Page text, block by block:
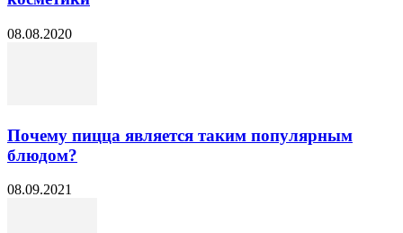
08.08.2020
Почему пицца является таким популярным
блюдом?
08.09.2021